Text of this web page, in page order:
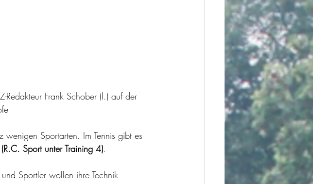
Redakteur Frank Schober (l.) auf der
Sportarten. Im Tennis gibt es
(R.C. Sport unter Training 4).
Sportler wollen ihre Technik